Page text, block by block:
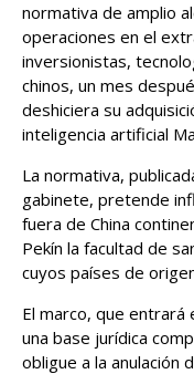
normativa de amplio
operaciones en el
inversionistas,
chinos, un mes
deshiciera su
inteligencia artificial
La normativa,
gabinete, pretende
fuera de China
Pekín la facultad de
cuyos países de
El marco, que entrará
una base jurídica
obligue a la anulación